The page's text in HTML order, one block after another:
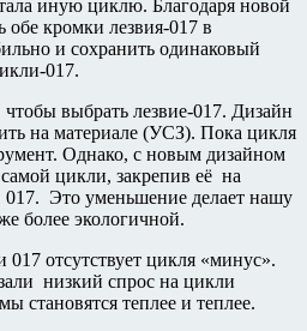
иную циклю. Благодаря новой
обе кромки лезвия-017 в
и сохранить одинаковый
017.
выбрать лезвие-017. Дизайн
на материале (УСЗ). Пока цикля
Однако, с новым дизайном
цикли, закрепив её на
Это уменьшение делает нашу
более экологичной.
отсутствует цикля «минус».
низкий спрос на цикли
становятся теплее и теплее.